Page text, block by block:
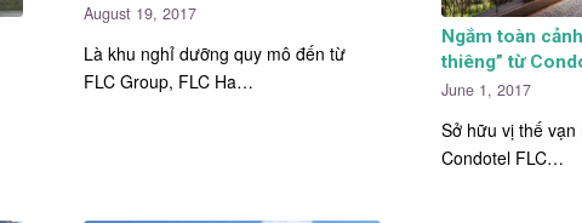
August 19, 2017
Là khu nghỉ dưỡng quy mô đến từ
FLC Group, FLC Ha…
Ngắm toàn
thiêng” từ
June 1, 2017
Sở hữu vị thế
Condotel FLC…